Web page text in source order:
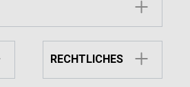
RECHTLICHES